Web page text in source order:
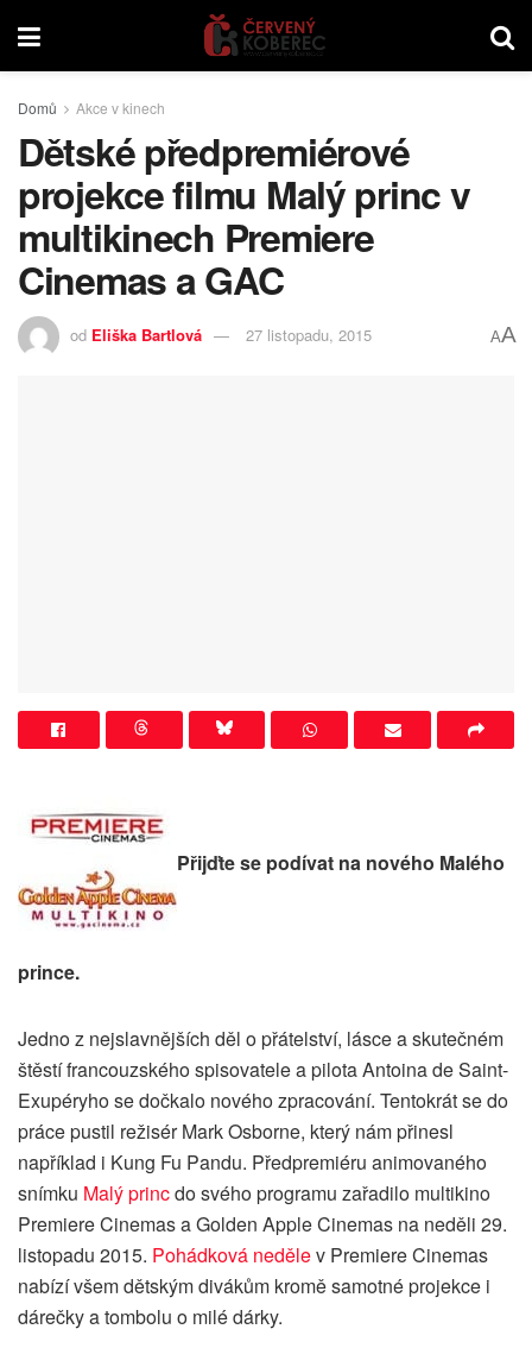
Domů Akce v kinech
Dětské předpremiérové
projekce filmu Malý princ v
multikinech Premiere
Cinemas a GAC
od Eliška Bartlová 27 listopadu, 2015 AA
Přijďte se podívat na nového Malého
prince.
Jedno z nejslavnějších děl o přátelství, lásce a skutečném
štěstí francouzského spisovatele a pilota Antoina de Saint-
Exupéryho se dočkalo nového zpracování. Tentokrát se do
práce pustil režisér Mark Osborne, který nám přinesl
například i Kung Fu Pandu. Předpremiéru animovaného
snímku Malý princdo svého programu zařadilo multikino
Premiere Cinemas a Golden Apple Cinemas na neděli 29.
listopadu 2015. Pohádková nedělev Premiere Cinemas
nabízí všem dětským divákům kromě samotné projekce i
dárečky a tombolu o milé dárky.